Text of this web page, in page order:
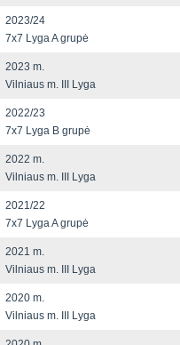
2023/24
7x7 Lyga A grupė
2023 m.
Vilniaus m. III Lyga
2022/23
7x7 Lyga B grupė
2022 m.
Vilniaus m. III Lyga
2021/22
7x7 Lyga A grupė
2021 m.
Vilniaus m. III Lyga
2020 m.
Vilniaus m. III Lyga